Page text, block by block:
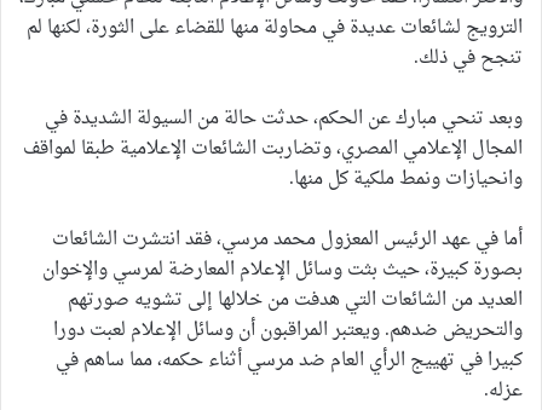
الترويج لشائعات عديدة في محاولة منها للقضاء على الثورة، لكنها لم
تنجح في ذلك.
وبعد تنحي مبارك عن الحكم، حدثت حالة من السيولة الشديدة في
المجال الإعلامي المصري، وتضاربت الشائعات الإعلامية طبقا لمواقف
وانحيازات ونمط ملكية كل منها.
أما في عهد الرئيس المعزول محمد مرسي، فقد انتشرت الشائعات
بصورة كبيرة، حيث بثت وسائل الإعلام المعارضة لمرسي والإخوان
العديد من الشائعات التي هدفت من خلالها إلى تشويه صورتهم
والتحريض ضدهم. ويعتبر المراقبون أن وسائل الإعلام لعبت دورا
كبيرا في تهييج الرأي العام ضد مرسي أثناء حكمه، مما ساهم في
عزله.